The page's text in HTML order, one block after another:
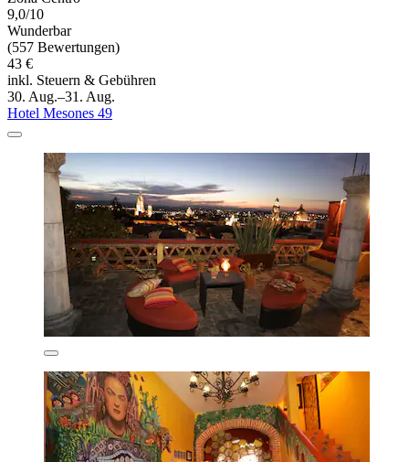
9,0/10
Wunderbar
(557 Bewertungen)
43 €
inkl. Steuern & Gebühren
30. Aug.–31. Aug.
Hotel Mesones 49